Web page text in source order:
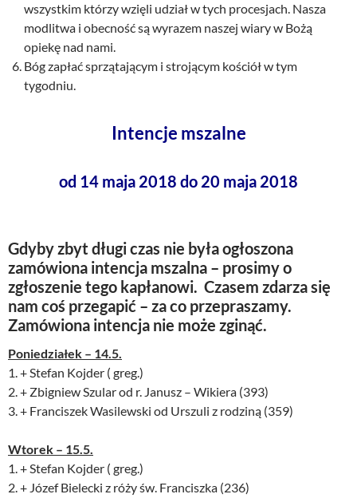
wszystkim którzy wzięli udział w tych procesjach. Nasza
modlitwa i obecność są wyrazem naszej wiary w Bożą
opiekę nad nami.
Bóg zapłać sprzątającym i strojącym kościół w tym
tygodniu.
Intencje mszalne
od 14 maja 2018 do 20 maja 2018
Gdyby zbyt długi czas nie była ogłoszona
zamówiona intencja mszalna – prosimy o
zgłoszenie tego kapłanowi. Czasem zdarza się
nam coś przegapić – za co przepraszamy.
Zamówiona intencja nie może zginąć.
Poniedziałek – 14.5.
1. + Stefan Kojder ( greg.)
2. + Zbigniew Szular od r. Janusz – Wikiera (393)
3. + Franciszek Wasilewski od Urszuli z rodziną (359)
Wtorek – 15.5.
1. + Stefan Kojder ( greg.)
2. + Józef Bielecki z róży św. Franciszka (236)